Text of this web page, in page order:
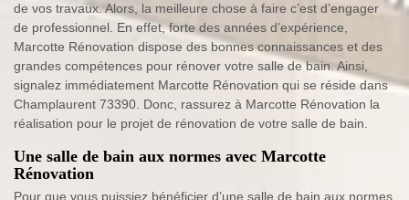
de vos travaux. Alors, la meilleure chose à faire c’est d’engager
de professionnel. En effet, forte des années d’expérience,
Marcotte Rénovation dispose des bonnes connaissances et des
grandes compétences pour rénover votre salle de bain. Ainsi,
signalez immédiatement Marcotte Rénovation qui se réside dans
Champlaurent 73390. Donc, rassurez à Marcotte Rénovation la
réalisation pour le projet de rénovation de votre salle de bain.
Une salle de bain aux normes avec Marcotte
Rénovation
Pour que vous puissiez bénéficier d’une salle de bain aux normes